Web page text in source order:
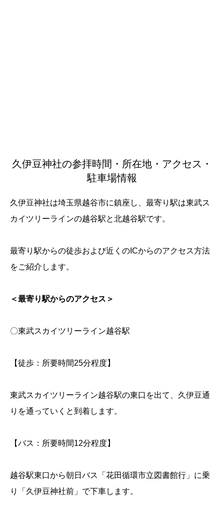
久伊豆神社の参拝時間・所在地・アクセス・
駐車場情報
久伊豆神社は埼玉県越谷市に鎮座し、最寄り駅は東武ス
カイツリーラインの越谷駅と北越谷駅です。
最寄り駅からの徒歩および近くのICからのアクセス方法
をご紹介します。
＜最寄り駅からのアクセス＞
〇東武スカイツリーライン越谷駅
【徒歩：所要時間25分程度】
東武スカイツリーライン越谷駅の東口を出て、久伊豆通
りを通っていくと到着します。
【バス：所要時間12分程度】
越谷駅東口から朝日バス「花田循環市立図書館行」に乗
り「久伊豆神社前」で下車します。